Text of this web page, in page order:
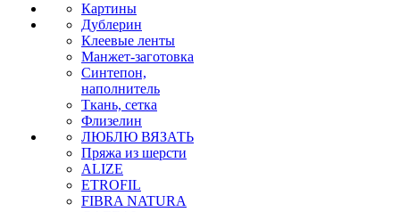
Картины
Дублерин
Клеевые ленты
Манжет-заготовка
Синтепон,
наполнитель
Ткань, сетка
Флизелин
ЛЮБЛЮ ВЯЗАТЬ
Пряжа из шерсти
ALIZE
ETROFIL
FIBRA NATURA